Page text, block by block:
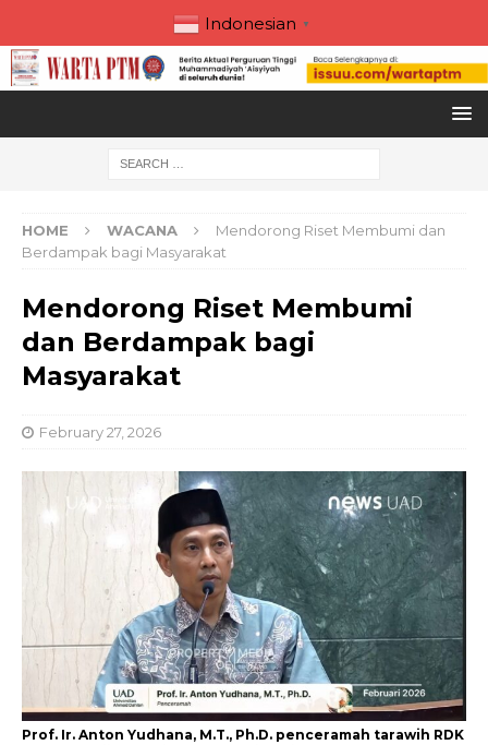
Indonesian ▼
HOME WACANA
Mendorong Riset Membumi dan
Berdampak bagi Masyarakat
Mendorong Riset Membumi
dan Berdampak bagi
Masyarakat
February 27, 2026
Prof. Ir. Anton Yudhana, M.T., Ph.D. penceramah tarawih RDK